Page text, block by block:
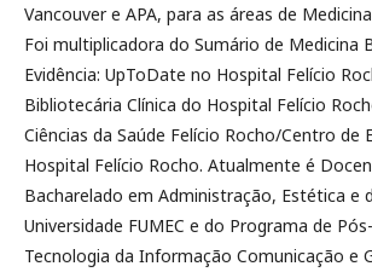
Vancouver e APA, para as áreas de
Foi multiplicadora do Sumário de Medicina
Evidência: UpToDate no Hospital Felício
Bibliotecária Clínica do Hospital Felício
Ciências da Saúde Felício Rocho/Centro de
Hospital Felício Rocho. Atualmente é
Bacharelado em Administração, Estética e
Universidade FUMEC e do Programa de
Tecnologia da Informação Comunicação e